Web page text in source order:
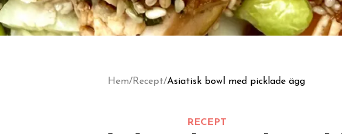
Hem/Recept/Asiatisk bowl med picklade ägg
RECEPT